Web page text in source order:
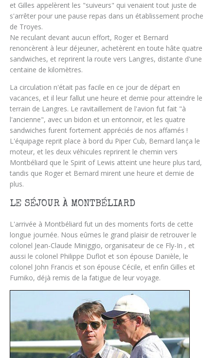
et Gilles appelèrent les "suiveurs" qui venaient tout juste de
s'arrêter pour une pause repas dans un établissement proche
de Troyes.
Ne reculant devant aucun effort, Roger et Bernard
renoncèrent à leur déjeuner, achetèrent en toute hâte quatre
sandwiches, et reprirent la route vers Langres, distante d'une
centaine de kilomètres.
La circulation n'était pas facile en ce jour de départ en
vacances, et il leur fallut une heure et demie pour atteindre le
terrain de Langres. Le ravitaillement de l'avion fut fait "à
l'ancienne", avec un bidon et un entonnoir, et les quatre
sandwiches furent fortement appréciés de nos affamés !
L'équipage reprit place à bord du Piper Cub, Bernard lança le
moteur, et les deux véhicules reprirent le chemin vers
Montbéliard que le Spirit of Lewis atteint une heure plus tard,
tandis que Roger et Bernard mirent une heure et demie de
plus.
LE SÉJOUR À MONTBÉLIARD
L'arrivée à Montbéliard fut un des moments forts de cette
longue journée. Nous eûmes le grand plaisir de retrouver le
colonel Jean-Claude Miniggio, organisateur de ce Fly-In , et
aussi le colonel Philippe Duflot et son épouse Danièle, le
colonel John Francis et son épouse Cécile, et enfin Gilles et
Fumiko, déjà remis de la fatigue de leur voyage.